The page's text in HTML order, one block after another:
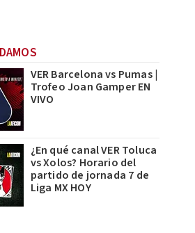
VER Barcelona vs Pumas |
Trofeo Joan Gamper EN
VIVO
¿En qué canal VER Toluca
vs Xolos? Horario del
partido de jornada 7 de
Liga MX HOY